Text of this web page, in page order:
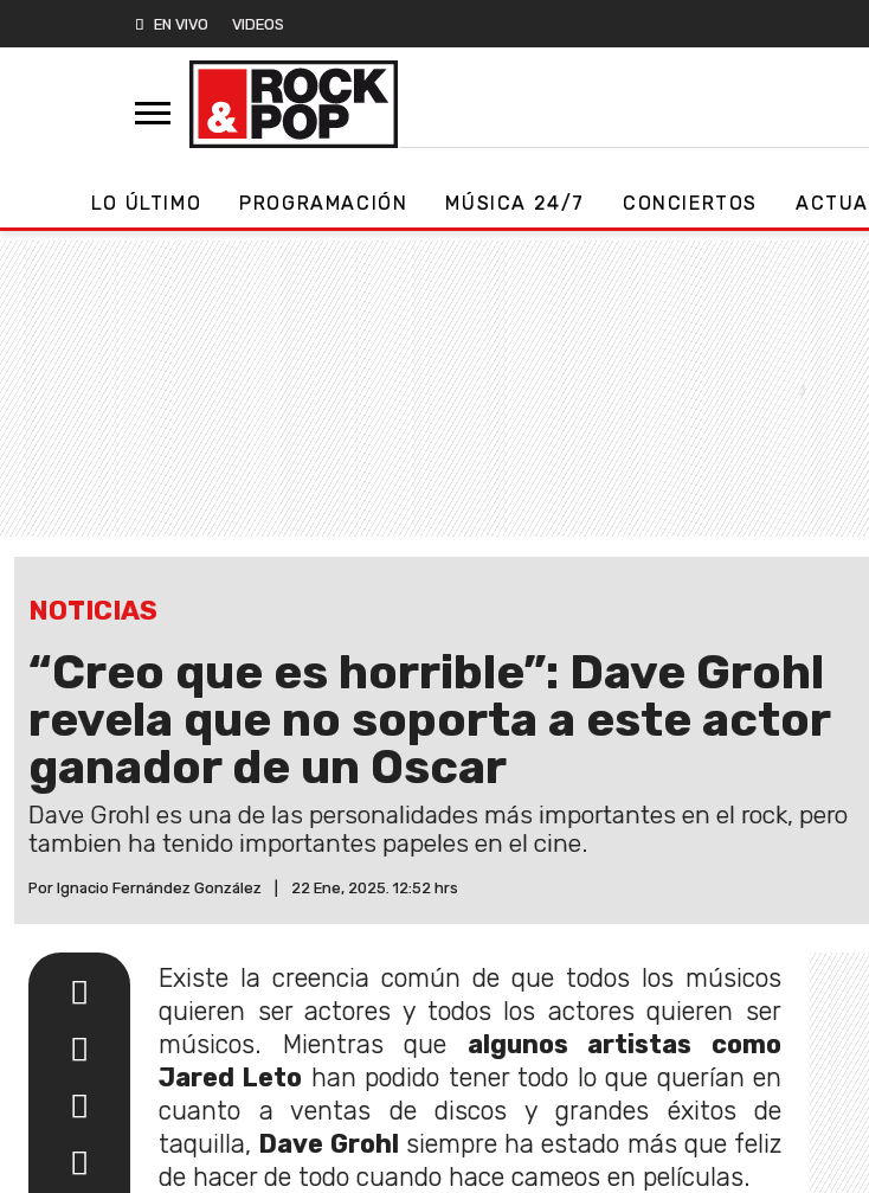
EN VIVO VIDEOS
LO ÚLTIMO PROGRAMACIÓN MÚSICA 24/7 CONCIERTOS
NOTICIAS
“Creo que es horrible”: Dave Grohl
revela que no soporta a este actor
ganador de un Oscar
Dave Grohl es una de las personalidades más importantes en el rock, pero
tambien ha tenido importantes papeles en el cine.
Por Ignacio Fernández González 22 Ene, 2025. 12:52 hrs
Existe la creencia común de que todos los músicos
quieren ser actores y todos los actores quieren ser
músicos. Mientras que algunos artistas como
Jared Leto han podido tener todo lo que querían en
cuanto a ventas de discos y grandes éxitos de
taquilla, Dave Grohl siempre ha estado más que feliz
de hacer de todo cuando hace cameos en películas.